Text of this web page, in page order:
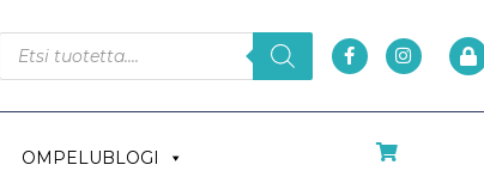
OMPELUBLOGI